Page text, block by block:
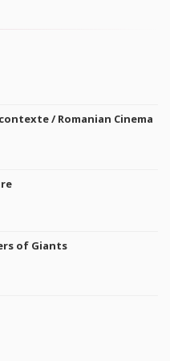
/ Romanian Cinema
of Giants